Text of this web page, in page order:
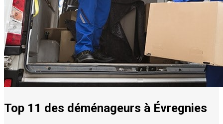
Top 11 des déménageurs à Évregnies